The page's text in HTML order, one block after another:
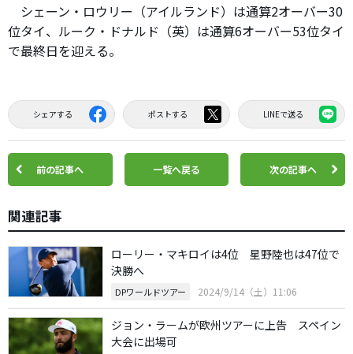
シェーン・ロウリー（アイルランド）は通算2オーバー30
位タイ、ルーク・ドナルド（英）は通算6オーバー53位タイ
で最終日を迎える。
シェアする ポストする LINEで送る
前の記事へ 一覧へ戻る 次の記事へ
関連記事
ローリー・マキロイは4位 星野陸也は47位で
決勝へ
DPワールドツアー 2024/9/14（土）11:06
ジョン・ラームが欧州ツアーに上告 スペイン
大会に出場可